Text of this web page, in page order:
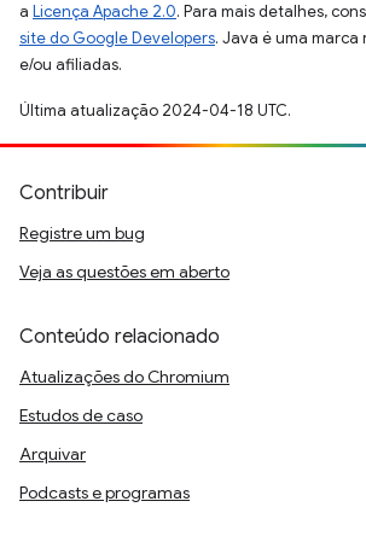
a Licença Apache 2.0. Para mais detalhes,
site do Google Developers. Java é uma
e/ou afiliadas.
Última atualização 2024-04-18 UTC.
Contribuir
Registre um bug
Veja as questões em aberto
Conteúdo relacionado
Atualizações do Chromium
Estudos de caso
Arquivar
Podcasts e programas